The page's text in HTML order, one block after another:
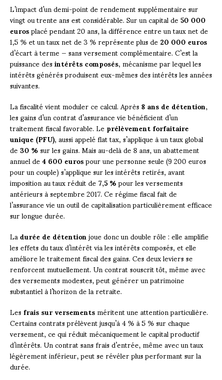
L’impact d’un demi-point de rendement supplémentaire sur
vingt ou trente ans est considérable. Sur un capital de50 000
eurosplacé pendant 20 ans, la différence entre un taux net de
1,5 % et un taux net de 3 % représente plus de20 000 euros
d’écart à terme — sans versement complémentaire. C’est la
puissance desintérêts composés, mécanisme par lequel les
intérêts générés produisent eux-mêmes des intérêts les années
suivantes.
La fiscalité vient moduler ce calcul. Après8 ans de détention,
les gains d’un contrat d’assurance vie bénéficient d’un
traitement fiscal favorable. Leprélèvement forfaitaire
unique (PFU), aussi appelé flat tax, s’applique à un taux global
de30 %sur les gains. Mais au-delà de 8 ans, un abattement
annuel de4 600 eurospour une personne seule (9 200 euros
pour un couple) s’applique sur les intérêts retirés, avant
imposition au taux réduit de7,5 %pour les versements
antérieurs à septembre 2017. Ce régime fiscal fait de
l’assurance vie un outil de capitalisation particulièrement efficace
sur longue durée.
Ladurée de détentionjoue donc un double rôle : elle amplifie
les effets du taux d’intérêt via les intérêts composés, et elle
améliore le traitement fiscal des gains. Ces deux leviers se
renforcent mutuellement. Un contrat souscrit tôt, même avec
des versements modestes, peut générer un patrimoine
substantiel à l’horizon de la retraite.
Lesfrais sur versementsméritent une attention particulière.
Certains contrats prélèvent jusqu’à 4 % à 5 % sur chaque
versement, ce qui réduit mécaniquement le capital productif
d’intérêts. Un contrat sans frais d’entrée, même avec un taux
légèrement inférieur, peut se révéler plus performant sur la
durée.